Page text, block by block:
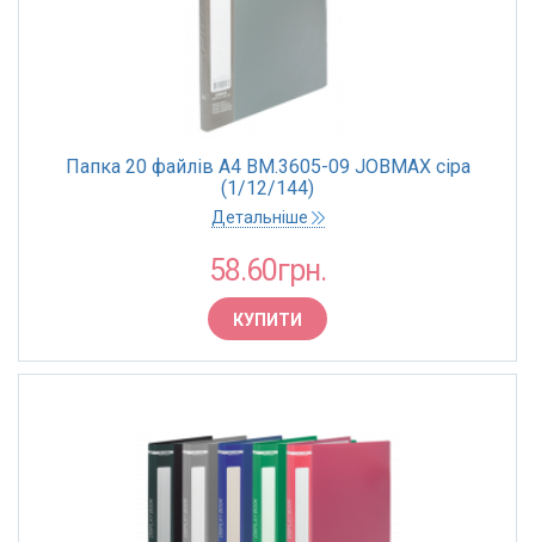
Папка 20 файлів А4 BM.3605-09 JOBMAX сіра
(1/12/144)
Детальніше
58.60грн.
КУПИТИ